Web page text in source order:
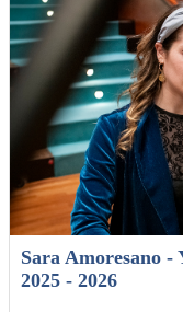
Sara Amoresano -
2025 - 2026